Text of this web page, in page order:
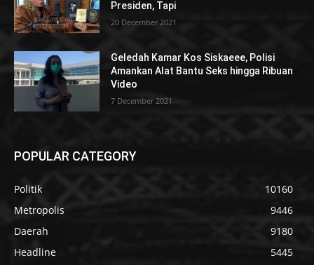
Presiden, Tapi
20 December 2021
Geledah Kamar Kos Siskaeee, Polisi
Amankan Alat Bantu Seks hingga Ribuan
Video
7 December 2021
POPULAR CATEGORY
Politik
10160
Metropolis
9446
Daerah
9180
Headline
5445